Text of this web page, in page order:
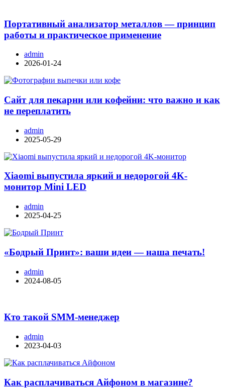
Портативный анализатор металлов — принцип
работы и практическое применение
admin
2026-01-24
Сайт для пекарни или кофейни: что важно и как
не переплатить
admin
2025-05-29
Xiaomi выпустила яркий и недорогой 4K-
монитор Mini LED
admin
2025-04-25
«Бодрый Принт»: ваши идеи — наша печать!
admin
2024-08-05
Кто такой SMM-менеджер
admin
2023-04-03
Как расплачиваться Айфоном в магазине?